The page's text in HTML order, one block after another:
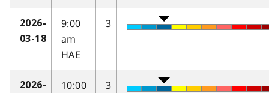
2026-
03-18
9:00
am
HAE
3
2026-
10:00
3